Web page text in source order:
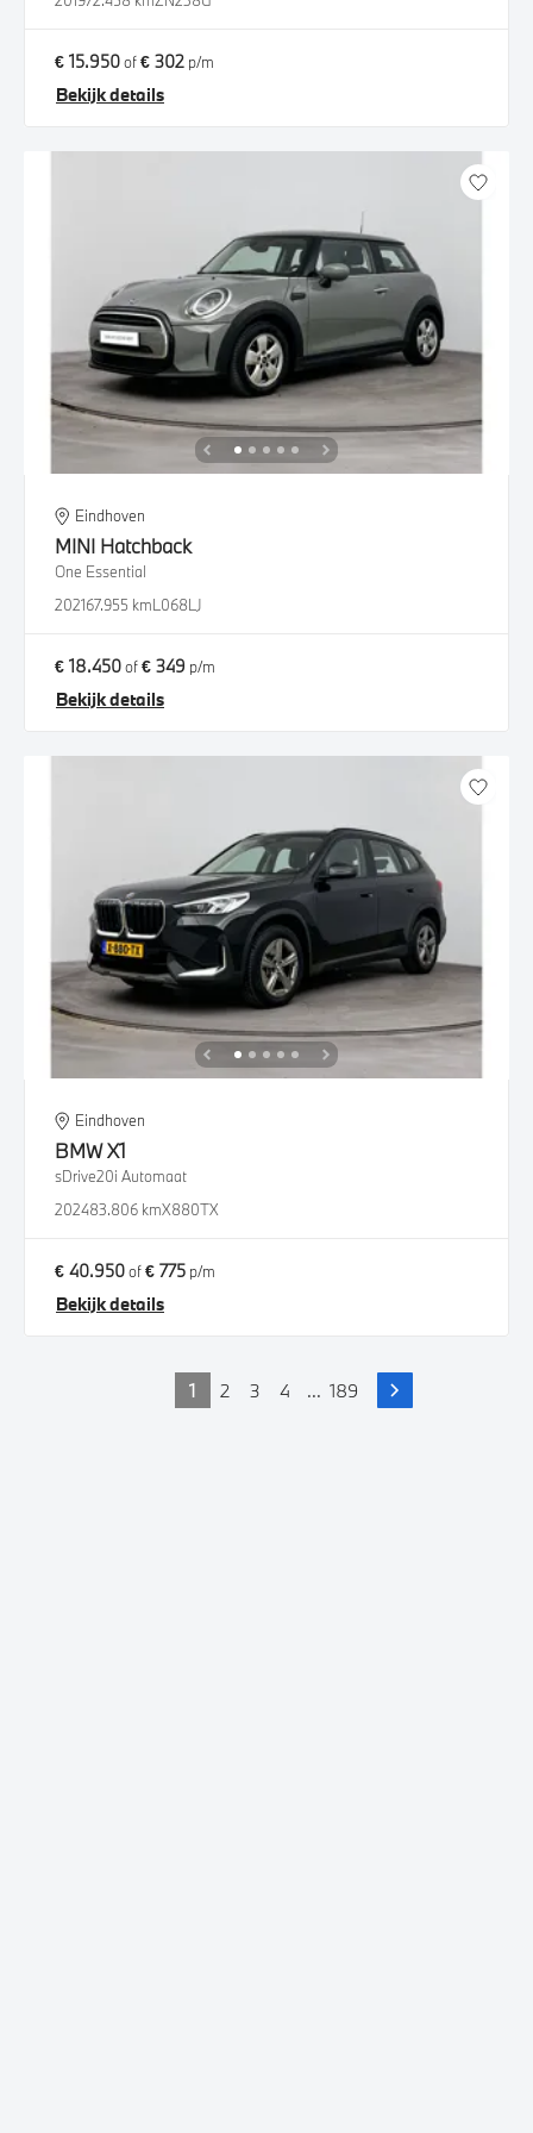
€ 15.950of€ 302 p/m
Bekijk details
Eindhoven
MINI Hatchback
One Essential
202167.955 kmL068LJ
€ 18.450of€ 349 p/m
Bekijk details
Eindhoven
BMWX1
sDrive20i Automaat
202483.806 kmX880TX
€ 40.950of€ 775 p/m
Bekijk details
1 2 3 4 ... 189